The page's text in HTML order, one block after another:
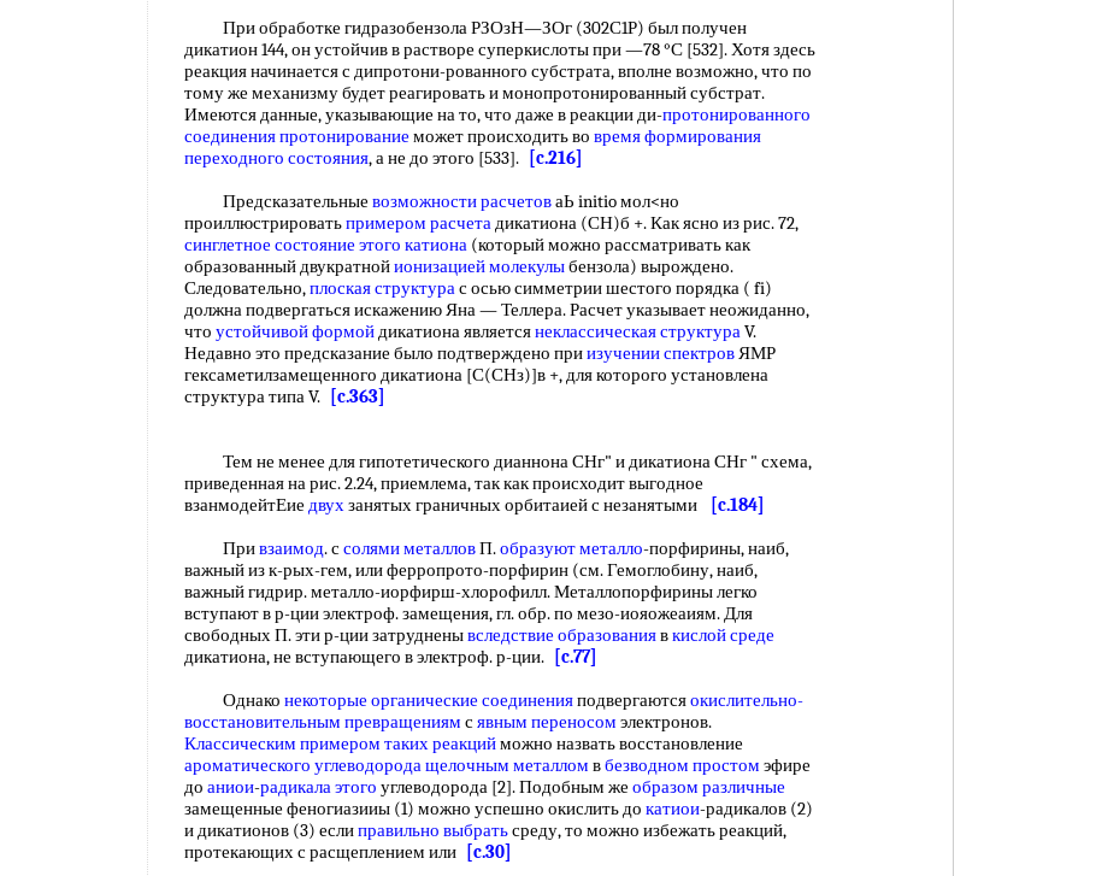
При обработке гидразобензола РЗОзН—ЗОг (302С1Р) был получен
дикатион 144, он устойчив в растворе суперкислоты при —78 °С [532]. Хотя здесь
реакция начинается с дипротони-рованного субстрата, вполне возможно, что по
тому же механизму будет реагировать и монопротонированный субстрат.
Имеются данные, указывающие на то, что даже в реакции ди-протонированного
соединения протонирование может происходить во время формирования
переходного состояния, а не до этого [533].
[c.216]
Предсказательные возможности расчетоваЬ initio мол<но
проиллюстрироватьпримером расчетадикатиона (СН)б +. Как ясно из рис. 72,
синглетное состояние этого катиона (который можно рассматривать как
образованный двукратнойионизацией молекулыбензола) вырождено.
Следовательно,плоская структурас осью симметрии шестого порядка ( fi)
должна подвергаться искажению Яна — Теллера. Расчет указывает неожиданно,
что устойчивой формойдикатиона являетсянеклассическая структураV.
Недавно это предсказание было подтверждено приизучении спектровЯМР
гексаметилзамещенного дикатиона [С(СНз)]в +, для которого установлена
структура типа V.
[c.363]
Тем не менее для гипотетического дианнона СНг" и дикатиона СНг " схема,
приведенная на рис. 2.24, приемлема, так как происходит выгодное
взанмодейтЕие двухзанятых граничных орбитаией с незанятыми
[c.184]
Привзаимод. ссолями металловП.образуют металло-порфирины, наиб,
важный из к-рых-гем, или ферропрото-порфирин (см. Гемоглобину, наиб,
важный гидрир. металло-иорфирш-хлорофилл. Металлопорфирины легко
вступают в р-ции электроф. замещения, гл. обр. по мезо-иояожеаиям. Для
свободных П. эти р-ции затрудненывследствие образованиявкислой среде
дикатиона, не вступающего в электроф. р-ции.
[c.77]
Однако некоторые органические соединенияподвергаютсяокислительно-
восстановительным превращениям сявным переносом электронов.
Классическим примером таких реакцийможно назвать восстановление
ароматического углеводорода щелочным металлом вбезводном простом эфире
до аниои-радикала этого углеводорода [2]. Подобным же образом различные
замещенные феногиазииы (1) можно успешно окислить до катиои-радикалов (2)
и дикатионов (3) еслиправильно выбратьсреду, то можно избежать реакций,
протекающих с расщеплением или
[c.30]